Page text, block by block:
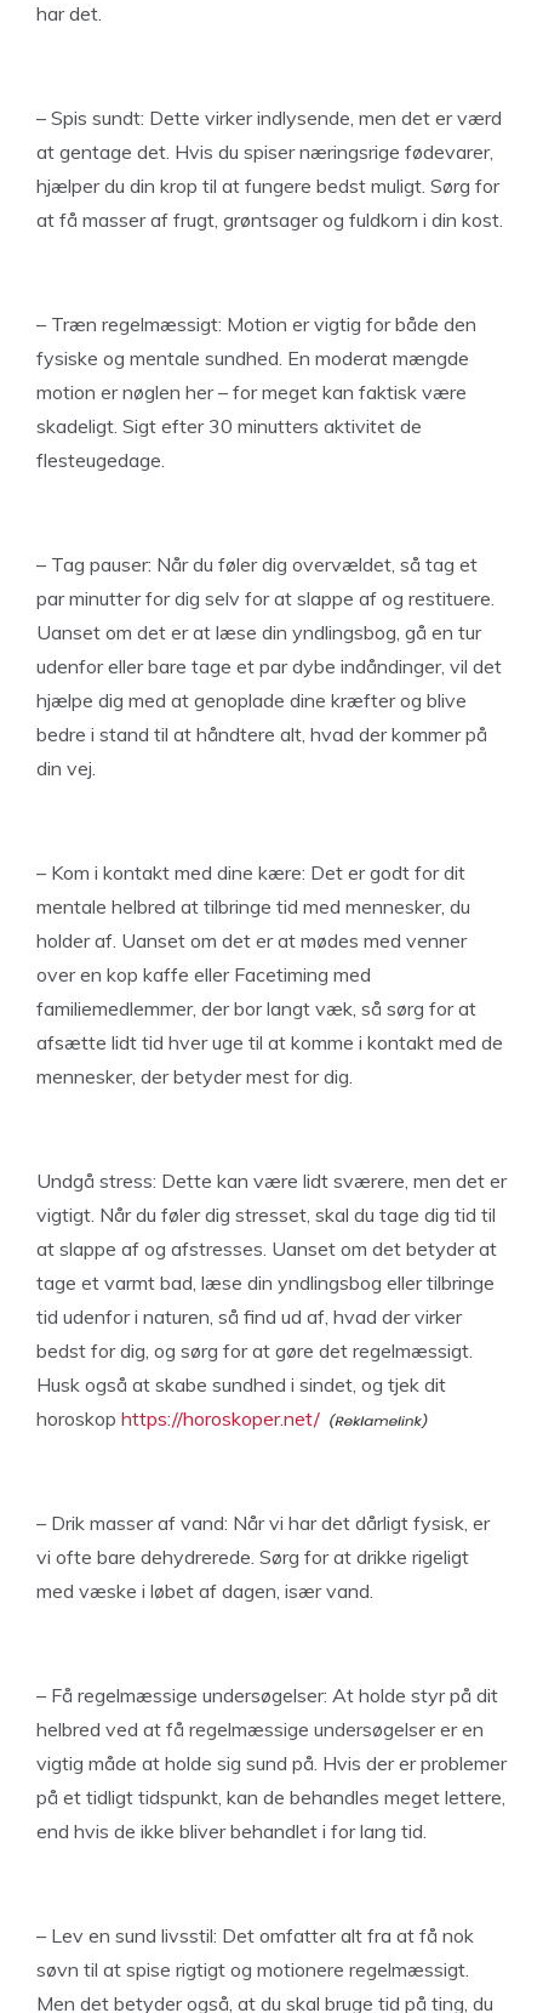
har det.
– Spis sundt: Dette virker indlysende, men det er værd
at gentage det. Hvis du spiser næringsrige fødevarer,
hjælper du din krop til at fungere bedst muligt. Sørg for
at få masser af frugt, grøntsager og fuldkorn i din kost.
– Træn regelmæssigt: Motion er vigtig for både den
fysiske og mentale sundhed. En moderat mængde
motion er nøglen her – for meget kan faktisk være
skadeligt. Sigt efter 30 minutters aktivitet de
flesteugedage.
– Tag pauser: Når du føler dig overvældet, så tag et
par minutter for dig selv for at slappe af og restituere.
Uanset om det er at læse din yndlingsbog, gå en tur
udenfor eller bare tage et par dybe indåndinger, vil det
hjælpe dig med at genoplade dine kræfter og blive
bedre i stand til at håndtere alt, hvad der kommer på
din vej.
– Kom i kontakt med dine kære: Det er godt for dit
mentale helbred at tilbringe tid med mennesker, du
holder af. Uanset om det er at mødes med venner
over en kop kaffe eller Facetiming med
familiemedlemmer, der bor langt væk, så sørg for at
afsætte lidt tid hver uge til at komme i kontakt med de
mennesker, der betyder mest for dig.
Undgå stress: Dette kan være lidt sværere, men det er
vigtigt. Når du føler dig stresset, skal du tage dig tid til
at slappe af og afstresses. Uanset om det betyder at
tage et varmt bad, læse din yndlingsbog eller tilbringe
tid udenfor i naturen, så find ud af, hvad der virker
bedst for dig, og sørg for at gøre det regelmæssigt.
Husk også at skabe sundhed i sindet, og tjek dit
horoskop https://horoskoper.net/
– Drik masser af vand: Når vi har det dårligt fysisk, er
vi ofte bare dehydrerede. Sørg for at drikke rigeligt
med væske i løbet af dagen, især vand.
– Få regelmæssige undersøgelser: At holde styr på dit
helbred ved at få regelmæssige undersøgelser er en
vigtig måde at holde sig sund på. Hvis der er problemer
på et tidligt tidspunkt, kan de behandles meget lettere,
end hvis de ikke bliver behandlet i for lang tid.
– Lev en sund livsstil: Det omfatter alt fra at få nok
søvn til at spise rigtigt og motionere regelmæssigt.
Men det betyder også, at du skal bruge tid på ting, du